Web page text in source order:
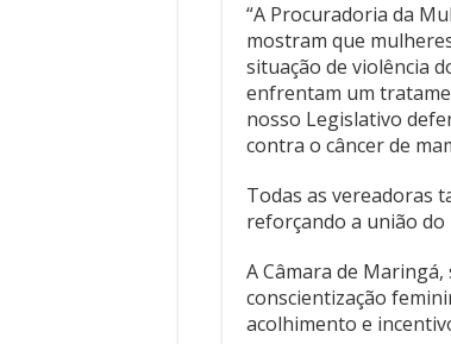
“A Procuradoria da
mostram que
situação de violência
enfrentam um
nosso Legislativo
contra o câncer de
Todas as vereadoras
reforçando a união do
A Câmara de
conscientização
acolhimento e